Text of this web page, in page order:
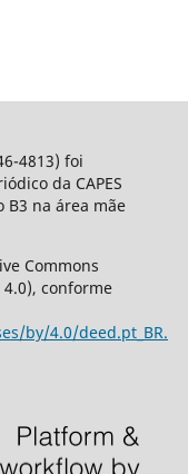
4813) foi
da CAPES
B3 na área mãe
Commons
conforme
by/4.0/deed.pt_BR.